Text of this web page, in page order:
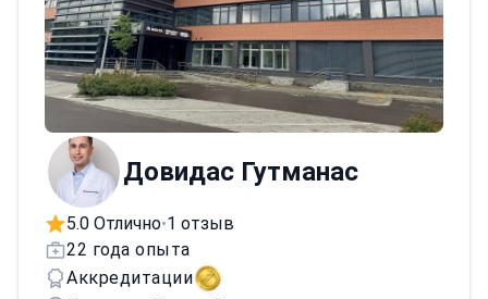
Довидас Гутманас
5.0 Отлично•1 отзыв
22 года опыта
Аккредитации